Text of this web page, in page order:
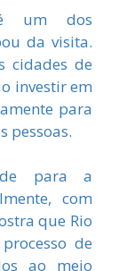
um dos
da visita.
cidades de
investir em
para
pessoas.
para a
com
que Rio
de
ao meio